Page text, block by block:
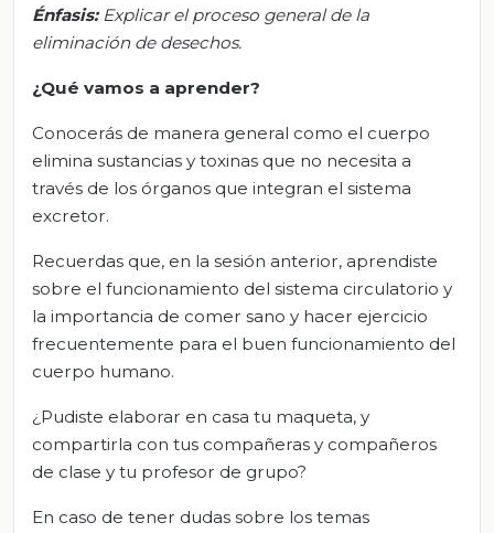
Énfasis:Explicar el proceso general de la
eliminación de desechos.
¿Qué vamos a aprender?
Conocerás de manera general como el cuerpo
elimina sustancias y toxinas que no necesita a
través de los órganos que integran el sistema
excretor.
Recuerdas que, en la sesión anterior, aprendiste
sobre el funcionamiento del sistema circulatorio y
la importancia de comer sano y hacer ejercicio
frecuentemente para el buen funcionamiento del
cuerpo humano.
¿Pudiste elaborar en casa tu maqueta, y
compartirla con tus compañeras y compañeros
de clase y tu profesor de grupo?
En caso de tener dudas sobre los temas